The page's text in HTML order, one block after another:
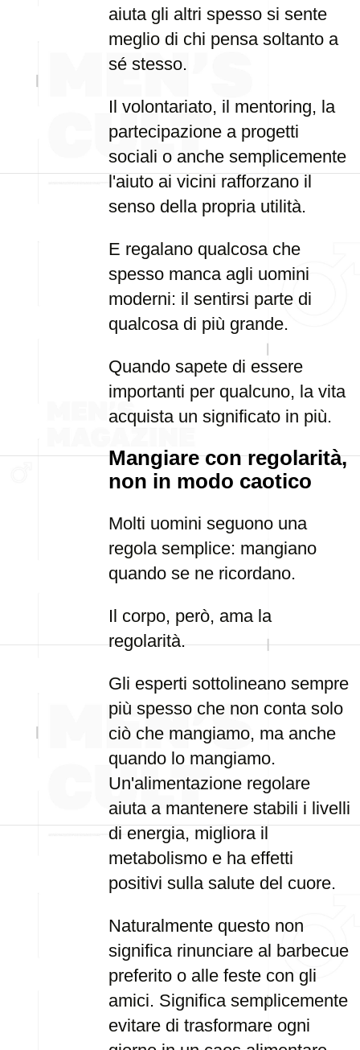
aiuta gli altri spesso si sente
meglio di chi pensa soltanto a
sé stesso.
Il volontariato, il mentoring, la
partecipazione a progetti
sociali o anche semplicemente
l'aiuto ai vicini rafforzano il
senso della propria utilità.
E regalano qualcosa che
spesso manca agli uomini
moderni: il sentirsi parte di
qualcosa di più grande.
Quando sapete di essere
importanti per qualcuno, la vita
acquista un significato in più.
Mangiare con regolarità,
non in modo caotico
Molti uomini seguono una
regola semplice: mangiano
quando se ne ricordano.
Il corpo, però, ama la
regolarità.
Gli esperti sottolineano sempre
più spesso che non conta solo
ciò che mangiamo, ma anche
quando lo mangiamo.
Un'alimentazione regolare
aiuta a mantenere stabili i livelli
di energia, migliora il
metabolismo e ha effetti
positivi sulla salute del cuore.
Naturalmente questo non
significa rinunciare al barbecue
preferito o alle feste con gli
amici. Significa semplicemente
evitare di trasformare ogni